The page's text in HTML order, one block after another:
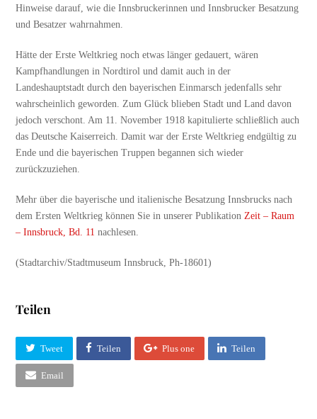
Hinweise darauf, wie die Innsbruckerinnen und Innsbrucker Besatzung
und Besatzer wahrnahmen.
Hätte der Erste Weltkrieg noch etwas länger gedauert, wären
Kampfhandlungen in Nordtirol und damit auch in der
Landeshauptstadt durch den bayerischen Einmarsch jedenfalls sehr
wahrscheinlich geworden. Zum Glück blieben Stadt und Land davon
jedoch verschont. Am 11. November 1918 kapitulierte schließlich auch
das Deutsche Kaiserreich. Damit war der Erste Weltkrieg endgültig zu
Ende und die bayerischen Truppen begannen sich wieder
zurückzuziehen.
Mehr über die bayerische und italienische Besatzung Innsbrucks nach
dem Ersten Weltkrieg können Sie in unserer Publikation Zeit – Raum
– Innsbruck, Bd. 11 nachlesen.
(Stadtarchiv/Stadtmuseum Innsbruck, Ph-18601)
Teilen
Tweet Teilen Plus one Teilen
Email